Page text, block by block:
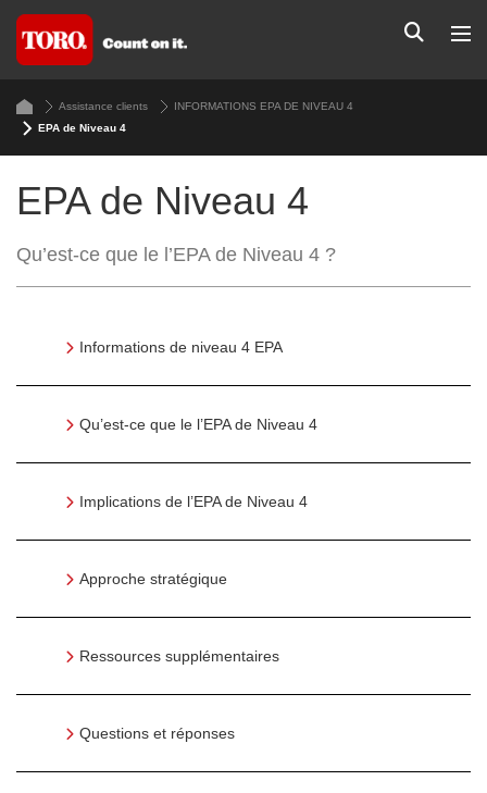
Assistance clients
INFORMATIONS EPA DE NIVEAU 4
EPA de Niveau 4
EPA de Niveau 4
Qu’est-ce que le l’EPA de Niveau 4 ?
Informations de niveau 4 EPA
Qu’est-ce que le l’EPA de Niveau 4
Implications de l’EPA de Niveau 4
Approche stratégique
Ressources supplémentaires
Questions et réponses